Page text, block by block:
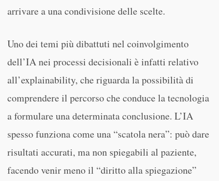
arrivare a una condivisione delle scelte.
Uno dei temi più dibattuti nel coinvolgimento
dell’IA nei processi decisionali è infatti relativo
all’explainability, che riguarda la possibilità di
comprendere il percorso che conduce la tecnologia
a formulare una determinata conclusione. L’IA
spesso funziona come una “scatola nera”: può dare
risultati accurati, ma non spiegabili al paziente,
facendo venir meno il “diritto alla spiegazione”